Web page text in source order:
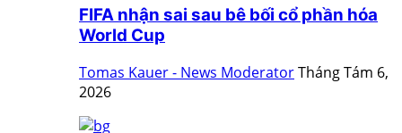
FIFA nhận sai sau bê bối cổ phần hóa
World Cup
Tomas Kauer - News ModeratorTháng Tám 6,
2026